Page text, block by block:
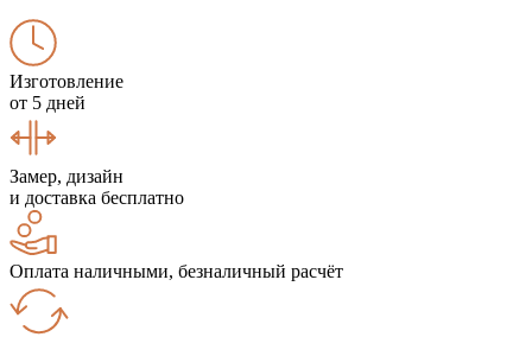
Изготовление
от 5 дней
Замер, дизайн
и доставка бесплатно
Оплата наличными, безналичный расчёт